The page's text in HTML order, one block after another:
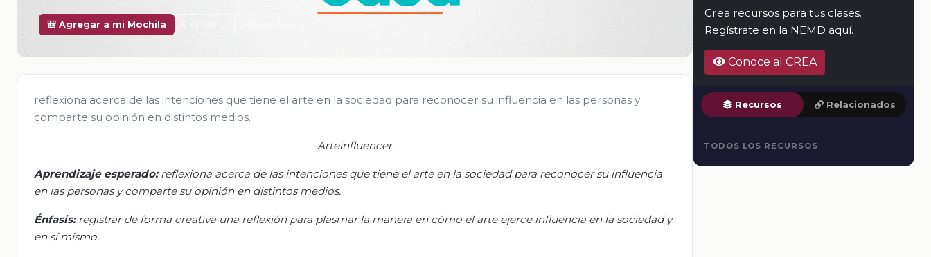
🎒 Agregar a mi Mochila
reflexiona acerca de las intenciones que tiene el arte en la sociedad para reconocer su influencia en las personas y
comparte su opinión en distintos medios.
Arteinfluencer
Aprendizaje esperado: reflexiona acerca de las intenciones que tiene el arte en la sociedad para reconocer su influencia
en las personas y comparte su opinión en distintos medios.
Énfasis:registrar de forma creativa una reflexión para plasmar la manera en cómo el arte ejerce influencia en la sociedad y
en sí mismo.
Crea recursos para tus clases.
Regístrate en la NEMD aquí.
Conoce al CREA
Recursos Relacionados
TODOS LOS RECURSOS